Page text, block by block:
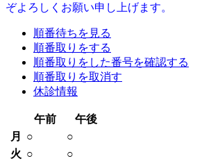
ぞよろしくお願い申し上げます。
順番待ちを見る
順番取りをする
順番取りをした番号を確認する
順番取りを取消す
休診情報
午前
午後
月
○
○
火 ○
○